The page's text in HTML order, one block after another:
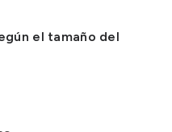
el tamaño del